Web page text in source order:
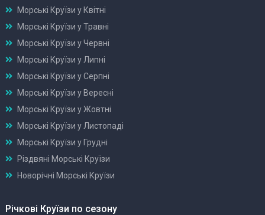
Морські Круїзи у Квітні
Морські Круїзи у Травні
Морські Круїзи у Червні
Морські Круїзи у Липні
Морські Круїзи у Серпні
Морські Круїзи у Вересні
Морські Круїзи у Жовтні
Морські Круїзи у Листопаді
Морські Круїзи у Грудні
Різдвяні Морські Круїзи
Новорічні Морські Круїзи
Річкові Круїзи по сезону